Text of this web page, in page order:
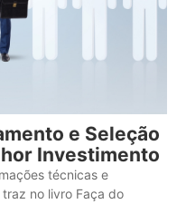
e Seleção
Investimento
técnicas e
no livro Faça do